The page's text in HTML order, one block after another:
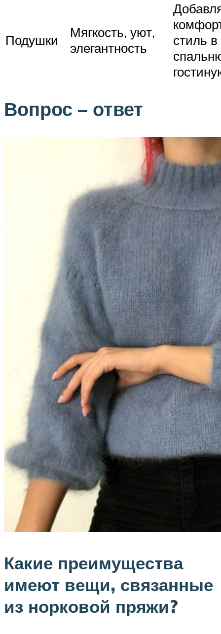
Подушки
Мягкость, уют,
элегантность
стиль в
Вопрос – ответ
Какие преимущества
имеют вещи, связанные
из норковой пряжи?